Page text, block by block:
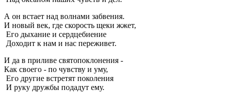
А он встает над волнами забвения.
И новый век, где скорость щеки жжет,
Его дыхание и сердцебиение
Доходит к нам и нас переживет.
И да в приливе святопоклонения -
Как своего - по чувству и уму,
Его другие встретят поколения
И руку дружбы подадут ему.